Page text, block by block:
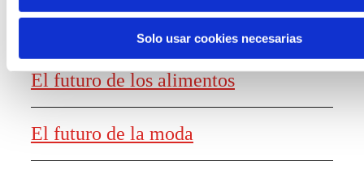
Solo usar cookies necesarias
El futuro de los alimentos
El futuro de la moda